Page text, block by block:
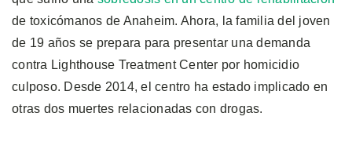
de toxicómanos de Anaheim. Ahora, la familia del joven
de 19 años se prepara para presentar una demanda
contra Lighthouse Treatment Center por homicidio
culposo. Desde 2014, el centro ha estado implicado en
otras dos muertes relacionadas con drogas.